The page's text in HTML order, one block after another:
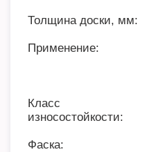
Толщина доски, мм:
Применение:
Класс
износостойкости:
Фаска: